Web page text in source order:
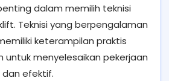
dalam memilih teknisi
Teknisi yang berpengalaman
keterampilan praktis
untuk menyelesaikan pekerjaan
efektif.